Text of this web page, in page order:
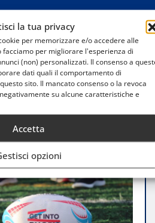
la tua privacy
per memorizzare e/o accedere alle
facciamo per migliorare l'esperienza di
(non) personalizzati. Il consenso a
dati quali il comportamento di
sito. Il mancato consenso o la revoca
su alcune caratteristiche e
Accetta
opzioni
Femminili di Rugby a Milano